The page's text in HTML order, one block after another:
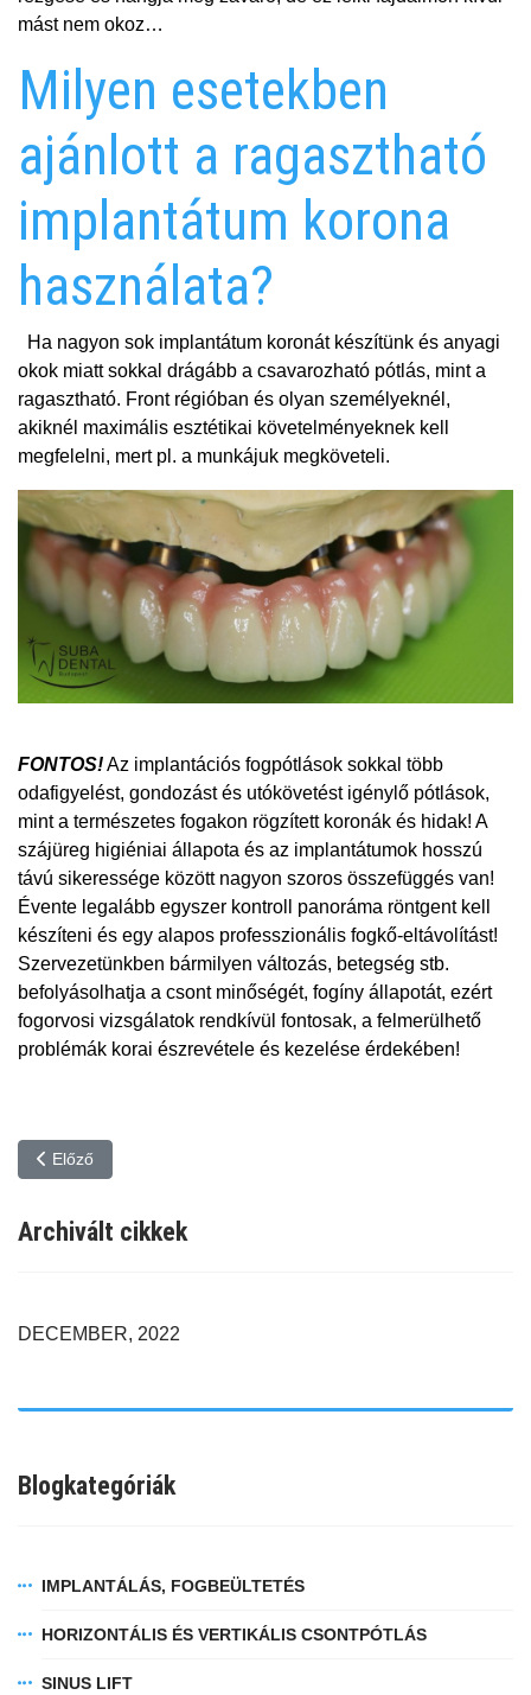
mást nem okoz…
Milyen esetekben
ajánlott a ragasztható
implantátum korona
használata?
Ha nagyon sok implantátum koronát készítünk és anyagi
okok miatt sokkal drágább a csavarozható pótlás, mint a
ragasztható. Front régióban és olyan személyeknél,
akiknél maximális esztétikai követelményeknek kell
megfelelni, mert pl. a munkájuk megköveteli.
FONTOS!Az implantációs fogpótlások sokkal több
odafigyelést, gondozást és utókövetést igénylő pótlások,
mint a természetes fogakon rögzített koronák és hidak! A
szájüreg higiéniai állapota és az implantátumok hosszú
távú sikeressége között nagyon szoros összefüggés van!
Évente legalább egyszer kontroll panoráma röntgent kell
készíteni és egy alapos professzionális fogkő-eltávolítást!
Szervezetünkben bármilyen változás, betegség stb.
befolyásolhatja a csont minőségét, fogíny állapotát, ezért
fogorvosi vizsgálatok rendkívül fontosak, a felmerülhető
problémák korai észrevétele és kezelése érdekében!
Előző cikk: Fogbeültetés (implantálás), ideiglenes fogsor
Előző
Archivált cikkek
DECEMBER, 2022
Blogkategóriák
IMPLANTÁLÁS, FOGBEÜLTETÉS
HORIZONTÁLIS ÉS VERTIKÁLIS CSONTPÓTLÁS
SINUS LIFT